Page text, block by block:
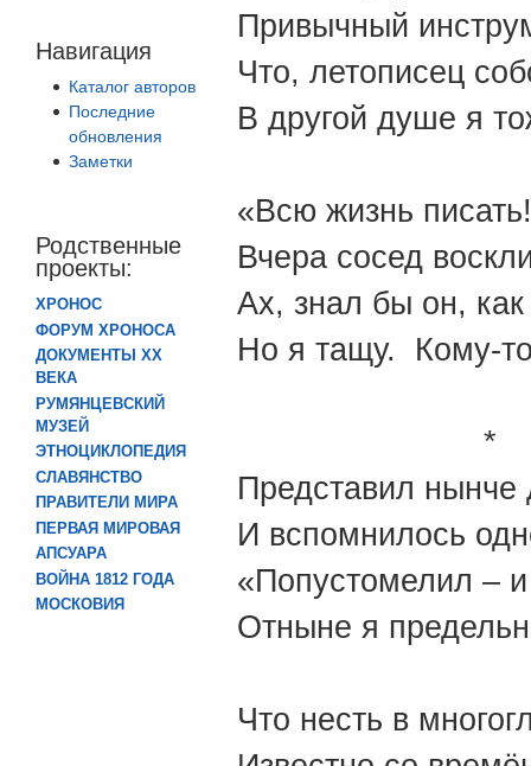
Навигация
Каталог авторов
Последние
обновления
Заметки
Родственные
проекты:
ХРОНОС
ФОРУМ ХРОНОСА
ДОКУМЕНТЫ XX
ВЕКА
РУМЯНЦЕВСКИЙ
МУЗЕЙ
ЭТНОЦИКЛОПЕДИЯ
СЛАВЯНСТВО
ПРАВИТЕЛИ МИРА
ПЕРВАЯ МИРОВАЯ
АПСУАРА
ВОЙНА 1812 ГОДА
МОСКОВИЯ
Привычный
Что, летописец
В другой душе я
«Всю жизнь
Вчера сосед
Ах, знал бы он,
Но я тащу. Кому-
*
Представил нынче
И вспомнилось
«Попустомелил –
Отныне я
Что несть в